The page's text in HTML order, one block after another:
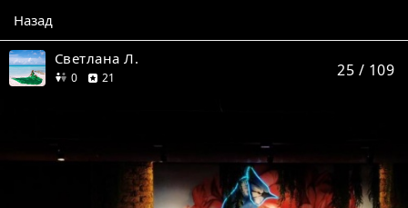
Назад
Светлана Л.
0друзей
21 25 / 109